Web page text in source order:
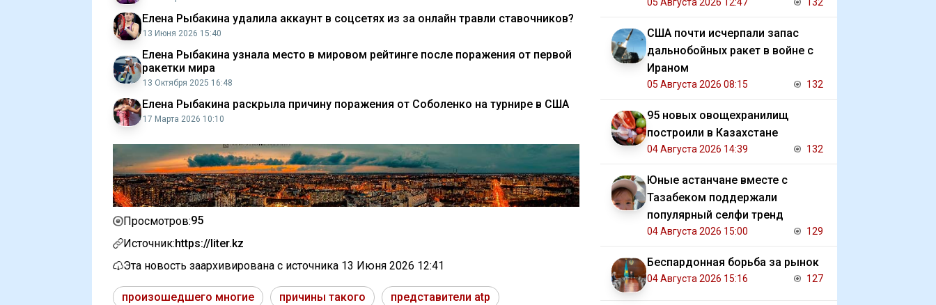
Елена Рыбакина удалила аккаунт в соцсетях из за онлайн травли ставочников?
13 Июня 2026 15:40
Елена Рыбакина узнала место в мировом рейтинге после поражения от первой
ракетки мира
13 Октября 2025 16:48
Елена Рыбакина раскрыла причину поражения от Соболенко на турнире в США
17 Марта 2026 10:10
Просмотров:95
Источник:https://liter.kz
Эта новость заархивирована с источника 13 Июня 2026 12:41
произошедшего многие причины такого представители atp
баранину и конину
США почти исчерпали запас
дальнобойных ракет в войне с
Ираном
05 Августа 2026 08:15 132
95 новых овощехранилищ
построили в Казахстане
04 Августа 2026 14:39 132
Юные астанчане вместе с
Тазабеком поддержали
популярный селфи тренд
04 Августа 2026 15:00 129
Беспардонная борьба за рынок
04 Августа 2026 15:16 127